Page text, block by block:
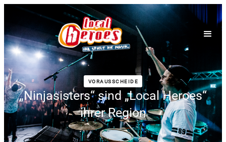
VORAUSSCHEIDE
„Ninjasisters“ sind „Local Heroes“
ihrer Region